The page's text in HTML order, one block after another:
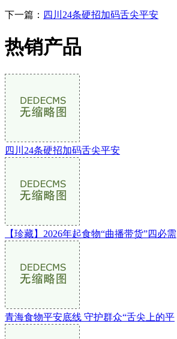
下一篇： 四川24条硬招加码舌尖平安
热销产品
四川24条硬招加码舌尖平安
【珍藏】2026年起食物“曲播带货”四必需
青海食物平安底线 守护群众“舌尖上的平